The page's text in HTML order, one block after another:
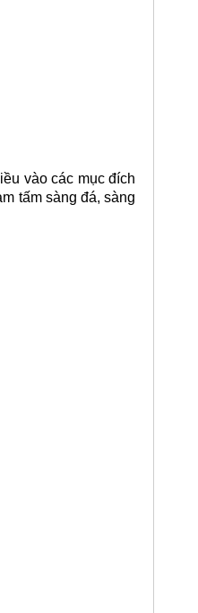
vào các mục đích
tấm sàng đá, sàng